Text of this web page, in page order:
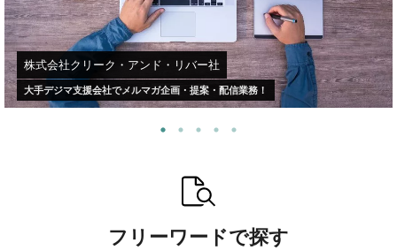
株式会社クリーク・アンド・リバー社
大手デジマ支援会社でメルマガ企画・提案・配信業務！
フリーワードで探す